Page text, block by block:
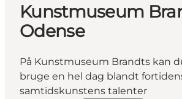
Kunstmuseum
Odense
På Kunstmuseum Brandts kan
bruge en hel dag blandt
samtidskunstens talenter